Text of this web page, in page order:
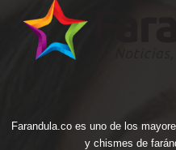
Farandula.co es uno de los
y chismes de